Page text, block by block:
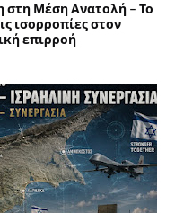
στη Μέση Ανατολή – Το
ισορροπίες στον
επιρροή